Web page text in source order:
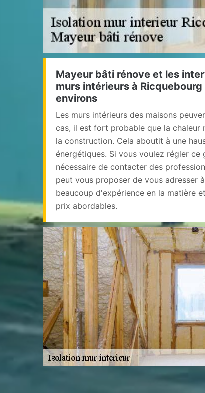
Mayeur bâti rénove et les
murs intérieurs à
environs
Les murs intérieurs des maisons
cas, il est fort probable que la chaleur
la construction. Cela aboutit à une
énergétiques. Si vous voulez régler ce
nécessaire de contacter des
peut vous proposer de vous adresser
beaucoup d'expérience en la matière
prix abordables.